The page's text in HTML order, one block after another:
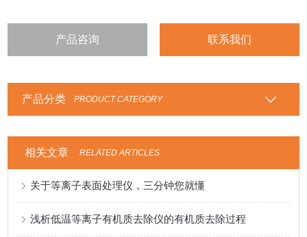
产品咨询 联系我们
产品分类 PRODUCT CATEGORY
相关文章 RELATED ARTICLES
关于等离子表面处理仪，三分钟您就懂
浅析低温等离子有机质去除仪的有机质去除过程